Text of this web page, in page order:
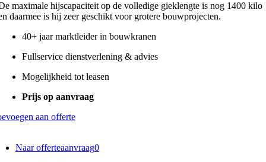
maximale hijscapaciteit op de volledige gieklengte is nog 1400 kilo
daarmee is hij zeer geschikt voor grotere bouwprojecten.
40+ jaar marktleider in bouwkranen
Fullservice dienstverlening & advies
Mogelijkheid tot leasen
Prijs op aanvraag
aan offerte
Naar offerteaanvraag0